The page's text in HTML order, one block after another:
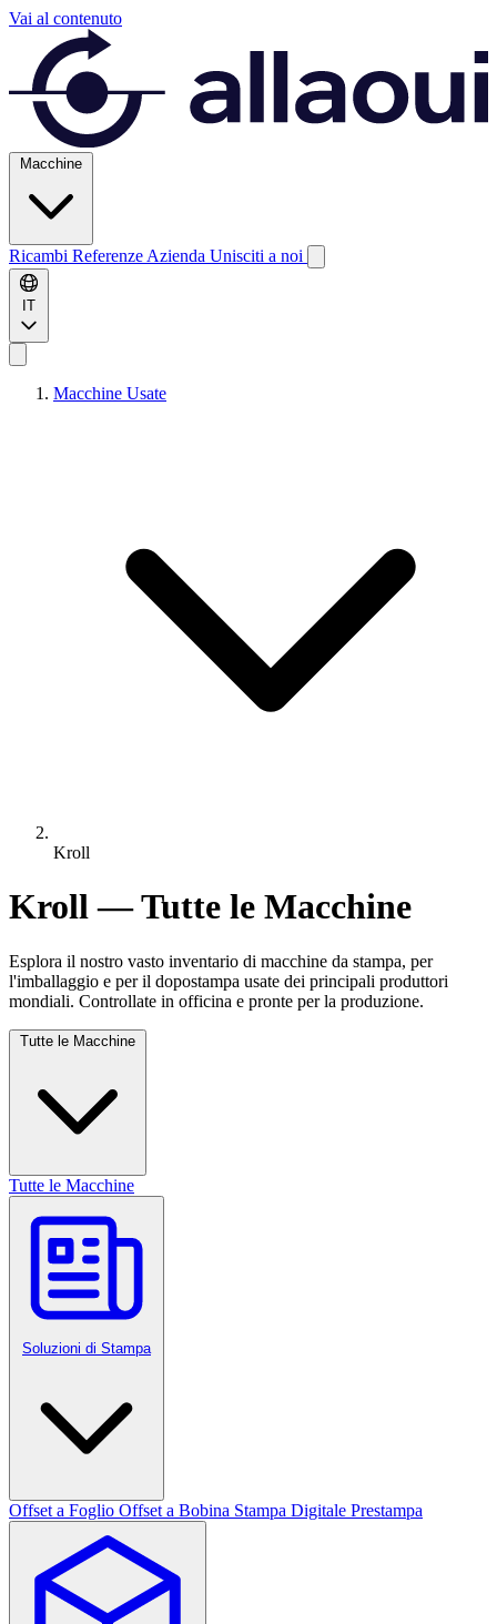
Vai al contenuto
Macchine
Ricambi Referenze Azienda Unisciti a noi
IT
Macchine Usate
Kroll
Kroll — Tutte le Macchine
Esplora il nostro vasto inventario di macchine da stampa, per
l'imballaggio e per il dopostampa usate dei principali produttori
mondiali. Controllate in officina e pronte per la produzione.
Tutte le Macchine
Tutte le Macchine
Soluzioni di Stampa
Offset a Foglio Offset a Bobina Stampa Digitale Prestampa